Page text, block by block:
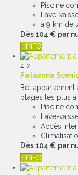
Piscine
Lave-
à 9 km de
Dès 104 € par
+ INFO
4 2
Patacona
Bel appartement
plages les plus
Piscine
Lave-
Accès
Dès 104 € par
+ INFO